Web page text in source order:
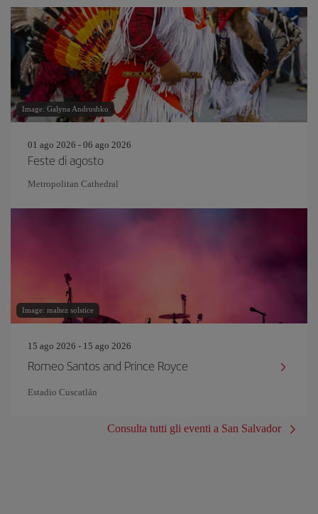
Image: Galyna Andrushko
01 ago 2026 - 06 ago 2026
Feste di agosto
Metropolitan Cathedral
Image: maltez solstice
15 ago 2026 - 15 ago 2026
Romeo Santos and Prince Royce
Estadio Cuscatlán
Consulta tutti gli eventi a San Salvador